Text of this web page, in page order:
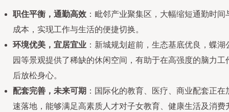
职住平衡，通勤高效 ：毗邻产业聚集区，大幅缩短通勤时间
成本，实现工作与生活的便捷切换。
环境优美，宜居宜业 ：新城规划超前，生态基底优良，蝶湖
园等景观提供了稀缺的休闲空间，有助于在高强度的脑力工
后放松身心。
配套完善，未来可期 ：国际化的教育、医疗、商业配套正在
速落地，能够满足高素质人才对子女教育、健康生活及消费